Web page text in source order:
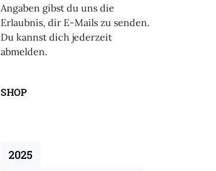
Angaben gibst du uns die
Erlaubnis, dir E-Mails zu senden.
Du kannst dich jederzeit
abmelden.
SHOP
2025